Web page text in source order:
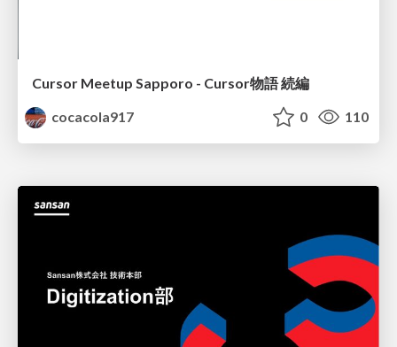
Cursor Meetup Sapporo - Cursor物語 続編
cocacola917
0 110